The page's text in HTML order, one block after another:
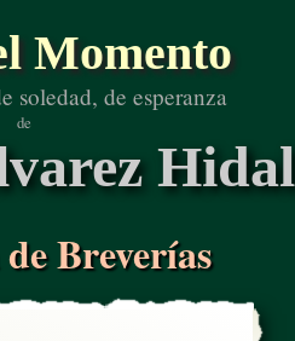
Momento
soledad, de esperanza
de
Breverías